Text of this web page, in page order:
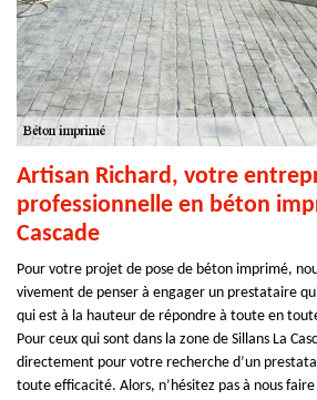
Artisan Richard, votre
professionnelle en béton
Cascade
Pour votre projet de pose de béton imprimé,
vivement de penser à engager un prestataire
qui est à la hauteur de répondre à toute en
Pour ceux qui sont dans la zone de Sillans La
directement pour votre recherche d’un
toute efficacité. Alors, n’hésitez pas à nous